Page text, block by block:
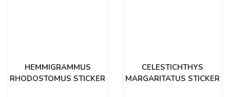
HEMMIGRAMMUS
RHODOSTOMUS STICKER
CELESTICHTHYS
MARGARITATUS STICKER